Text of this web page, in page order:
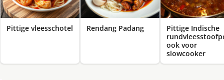
Pittige vleesschotel Rendang Padang
Pittige Indische
ook voor
slowcooker